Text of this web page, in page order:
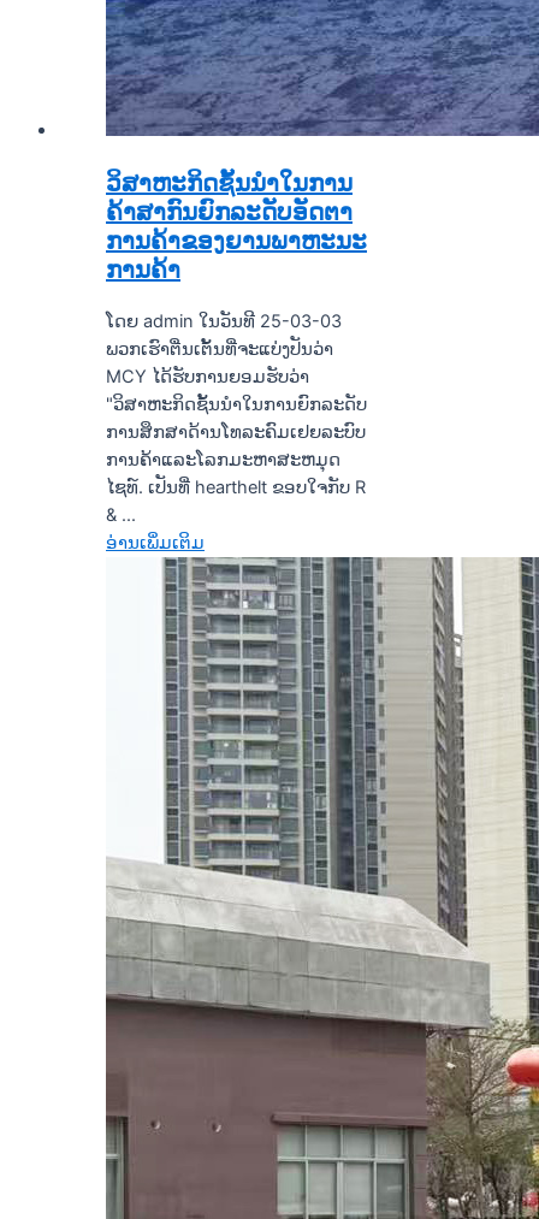
ວິສາຫະກິດຊັ້ນນໍາໃນການ
ຄ້າສາກົນຍົກລະດັບອັດຕາ
ການຄ້າຂອງຍານພາຫະນະ
ການຄ້າ
ໂດຍ admin ໃນວັນທີ 25-03-03
ພວກເຮົາຕື່ນເຕັ້ນທີ່ຈະແບ່ງປັນວ່າ
MCY ໄດ້ຮັບການຍອມຮັບວ່າ
"ວິສາຫະກິດຊັ້ນນໍາໃນການຍົກລະດັບ
ການສຶກສາດ້ານໂທລະຄົມເຢຍລະບົບ
ການຄ້າແລະໂລກມະຫາສະຫມຸດ
ໄຊທ໌. ເປັນທີ່ hearthelt ຂອບໃຈກັບ R
& ...
ອ່ານເພິ່ມເຕິມ